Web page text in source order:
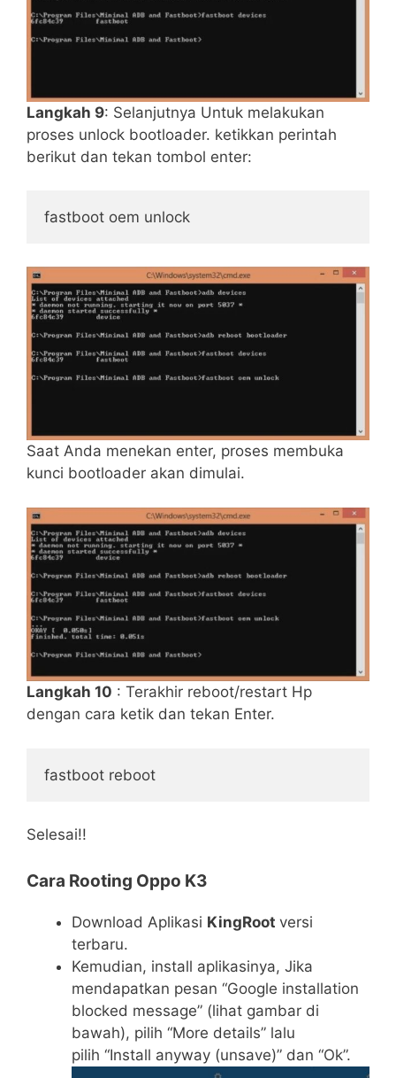
Langkah 9: Selanjutnya Untuk melakukan
proses unlock bootloader. ketikkan perintah
berikut dan tekan tombol enter:
fastboot oem unlock
Saat Anda menekan enter, proses membuka
kunci bootloader akan dimulai.
Langkah 10 : Terakhir reboot/restart Hp
dengan cara ketik dan tekan Enter.
fastboot reboot
Selesai!!
Cara Rooting Oppo K3
Download Aplikasi KingRoot versi
terbaru.
Kemudian, install aplikasinya, Jika
mendapatkan pesan “Google installation
blocked message” (lihat gambar di
bawah), pilih “More details” lalu
pilih “Install anyway (unsave)” dan “Ok”.